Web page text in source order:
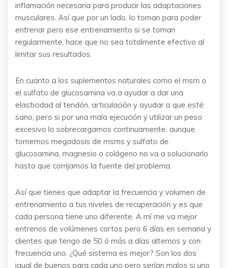
inflamación necesaria para producir las adaptaciones
musculares. Así que por un lado, lo toman para poder
entrenar pero ese entrenamiento si se toman
regularmente, hace que no sea totalmente efectivo al
limitar sus resultados.
En cuanto a los suplementos naturales como el msm o
el sulfato de glucosamina va a ayudar a dar una
elasticidad al tendón, articulación y ayudar a que esté
sano, pero si por una mala ejecución y utilizar un peso
excesivo lo sobrecargamos continuamente, aunque
tomemos megadosis de msms y sulfato de
glucosamina, magnesio o colágeno no va a solucionarlo
hasta que corrijamos la fuente del problema.
Así que tienes que adaptar la frecuencia y volumen de
entrenamiento a tus niveles de recuperación y es que
cada persona tiene uno diferente. A mí me va mejor
entrenos de volúmenes cortos pero 6 días en semana y
clientes que tengo de 50 ó más a días alternos y con
frecuencia uno. ¿Qué sistema es mejor? Son los dos
igual de buenos para cada uno pero serían malos si uno